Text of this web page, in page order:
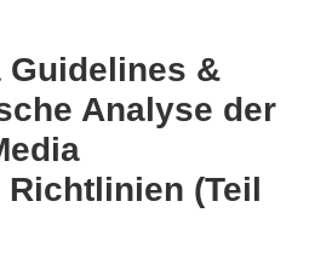
Guidelines &
Analyse der
(Teil